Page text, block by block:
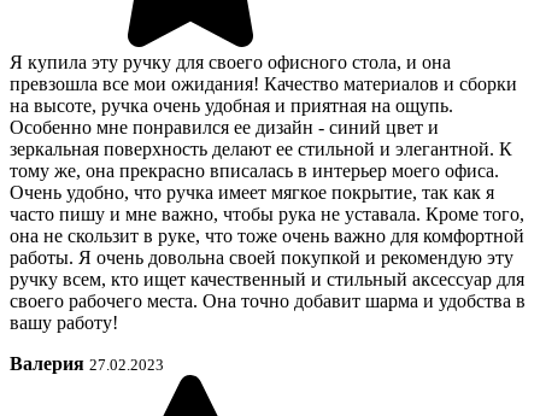
Я купила эту ручку для своего офисного стола, и она
превзошла все мои ожидания! Качество материалов и сборки
на высоте, ручка очень удобная и приятная на ощупь.
Особенно мне понравился ее дизайн - синий цвет и
зеркальная поверхность делают ее стильной и элегантной. К
тому же, она прекрасно вписалась в интерьер моего офиса.
Очень удобно, что ручка имеет мягкое покрытие, так как я
часто пишу и мне важно, чтобы рука не уставала. Кроме того,
она не скользит в руке, что тоже очень важно для комфортной
работы. Я очень довольна своей покупкой и рекомендую эту
ручку всем, кто ищет качественный и стильный аксессуар для
своего рабочего места. Она точно добавит шарма и удобства в
вашу работу!
Валерия 27.02.2023